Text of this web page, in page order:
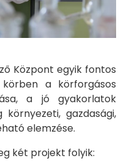
Központ egyik fontos
a körforgásos
a jó gyakorlatok
gazdasági,
elemzése.
két projekt folyik: